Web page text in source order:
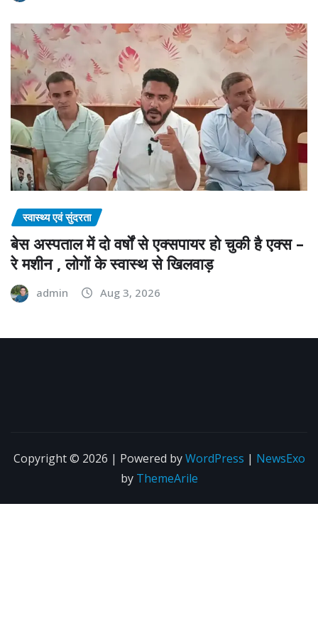
स्वास्थ्य एवं सुंदरता
बेस अस्पताल में दो वर्षों से एक्सपायर हो चुकी है एक्स –
रे मशीन , लोगों के स्वास्थ से खिलवाड़
admin Aug 3, 2026
Copyright © 2026 | Powered byWordPress | NewsExo
by ThemeArile